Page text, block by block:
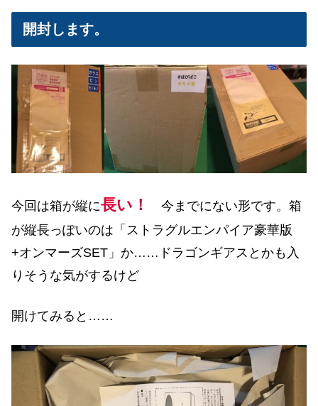
開封します。
今回は箱が縦に長い！
今までにない形です。箱
が縦長っぽいのは「ストラグルエンパイア豪華版
+オンマーズSET」か……ドラゴンギアスとかも入
りそうな気がするけど
開けてみると……